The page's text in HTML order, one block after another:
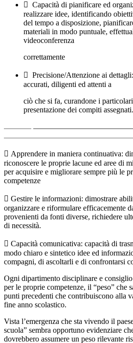
 Capacità di pianificare ed
realizzare idee, identificando
del tempo a disposizione,
materiali in modo puntuale,
videoconferenza
correttamente
 Precisione/Attenzione ai
accurati, diligenti ed attenti a
ciò che si fa, curandone i
presentazione dei compiti assegnati.
 Apprendere in maniera continuativa:
riconoscere le proprie lacune ed aree di
per acquisire e migliorare sempre più le
competenze
 Gestire le informazioni: dimostrare
organizzare e riformulare efficacemente
provenienti da fonti diverse, richiedere
di necessità.
 Capacità comunicativa: capacità di
modo chiaro e sintetico idee ed
compagni, di ascoltarli e di confrontarsi
Ogni dipartimento disciplinare e
per le proprie competenze, il “peso” che
punti precedenti che contribuiscono alla
fine anno scolastico.
Vista l’emergenza che sta vivendo il
scuola” sembra opportuno evidenziare
dovrebbero assumere un peso rilevante